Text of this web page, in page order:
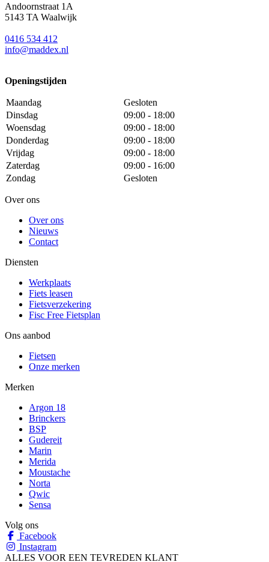
Andoornstraat 1A
5143 TA Waalwijk
0416 534 412
info@maddex.nl
Openingstijden
Maandag
Gesloten
Dinsdag
09:00 - 18:00
Woensdag
09:00 - 18:00
Donderdag
09:00 - 18:00
Vrijdag
09:00 - 18:00
Zaterdag
09:00 - 16:00
Zondag
Gesloten
Over ons
Over ons
Nieuws
Contact
Diensten
Werkplaats
Fiets leasen
Fietsverzekering
Fisc Free Fietsplan
Ons aanbod
Fietsen
Onze merken
Merken
Argon 18
Brinckers
BSP
Gudereit
Marin
Merida
Moustache
Norta
Qwic
Sensa
Volg ons
Facebook
Instagram
ALLES VOOR EEN TEVREDEN KLANT